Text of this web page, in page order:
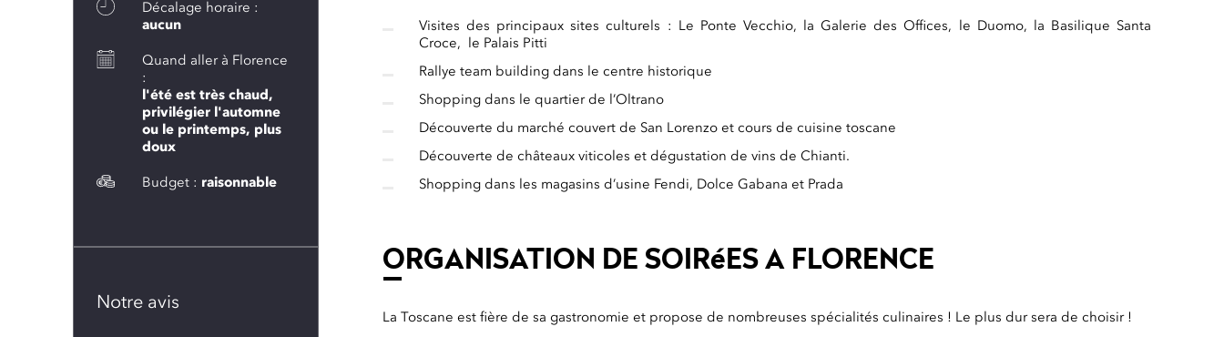
Décalage horaire :
aucun
Quand aller à Florence
:
l'été est très chaud,
privilégier l'automne
ou le printemps, plus
doux
Budget : raisonnable
Notre avis
Visites des principaux sites culturels : Le Ponte Vecchio, la Galerie des Offices, le Duomo, la Basilique Santa
Croce, le Palais Pitti
Rallye team building dans le centre historique
Shopping dans le quartier de l’Oltrano
Découverte du marché couvert de San Lorenzo et cours de cuisine toscane
Découverte de châteaux viticoles et dégustation de vins de Chianti.
Shopping dans les magasins d’usine Fendi, Dolce Gabana et Prada
ORGANISATION DE SOIRéES A FLORENCE
La Toscane est fière de sa gastronomie et propose de nombreuses spécialités culinaires ! Le plus dur sera de choisir !